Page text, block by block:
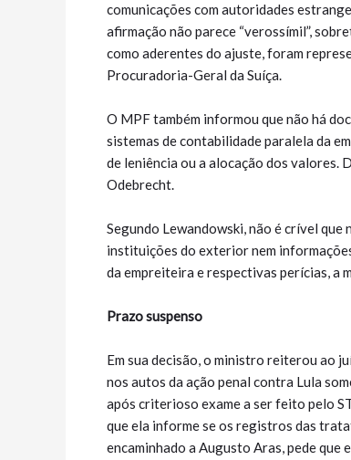
comunicações com autoridades
afirmação não parece “verossímil”,
como aderentes do ajuste, foram
Procuradoria-Geral da Suíça.
O MPF também informou que não há
sistemas de contabilidade paralela da
de leniência ou a alocação dos valores.
Odebrecht.
Segundo Lewandowski, não é crível
instituições do exterior nem
da empreiteira e respectivas perícias, a
Prazo suspenso
Em sua decisão, o ministro reiterou ao
nos autos da ação penal contra Lula
após criterioso exame a ser feito pelo
que ela informe se os registros das
encaminhado a Augusto Aras, pede